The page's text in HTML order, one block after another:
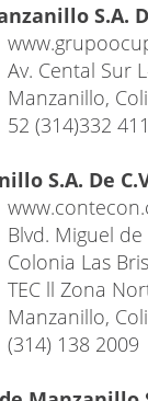
S.A.
Av. Cental Sur
Manzanillo,
52 (314)332
S.A. De
Blvd. Miguel
Colonia Las
TEC ll Zona
Manzanillo,
(314) 138 2009